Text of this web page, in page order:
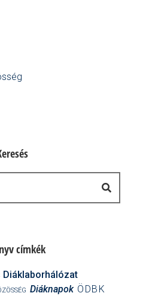
címkék
Diáklaborhálózat
Diáknapok ÖDBK